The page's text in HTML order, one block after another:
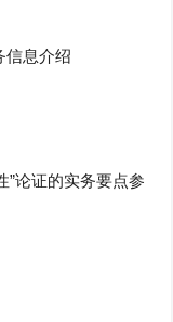
信息介绍
”论证的实务要点参